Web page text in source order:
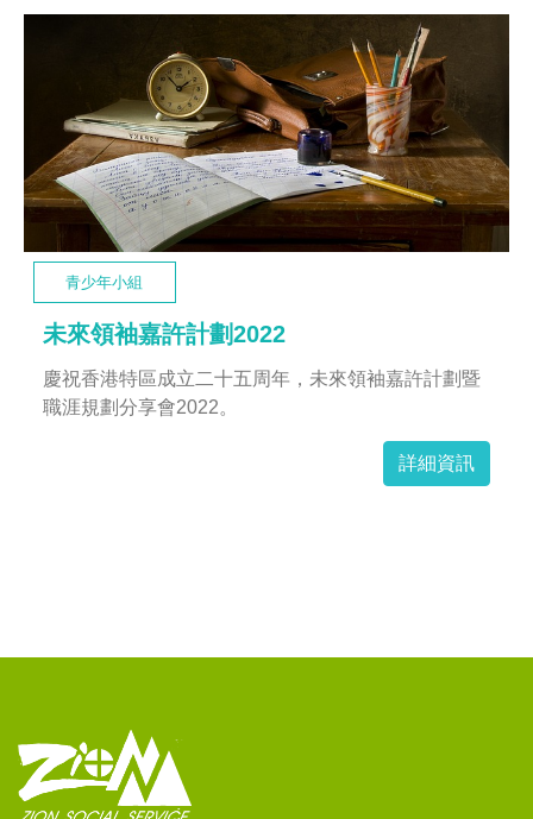
青少年小組
未來領袖嘉許計劃2022
慶祝香港特區成立二十五周年，未來領袖嘉許計劃暨
職涯規劃分享會2022。
詳細資訊